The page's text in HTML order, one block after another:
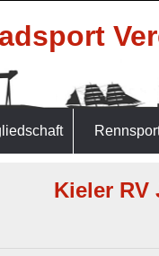
Kieler RV